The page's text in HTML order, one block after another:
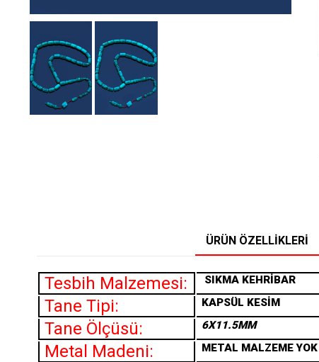
ÜRÜN ÖZELLIKLERI
Tesbih Malzemesi: SIKMA KEHRİBAR
Tane Tipi: KAPSÜL KESİM
Tane Ölçüsü: 6X11.5MM
Metal Madeni: METAL MALZEME YOK